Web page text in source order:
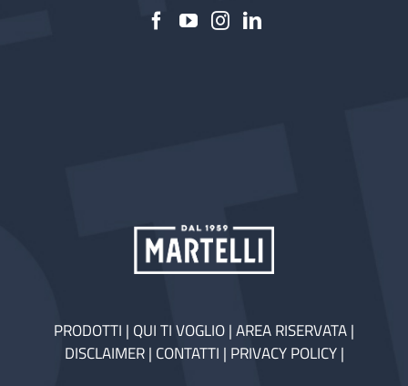
PRODOTTI | QUI TI VOGLIO|AREA RISERVATA|
DISCLAIMER| CONTATTI | PRIVACY POLICY|